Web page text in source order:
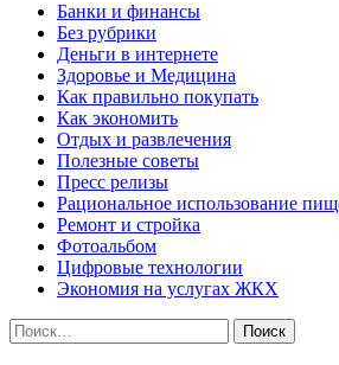
Банки и финансы
Без рубрики
Деньги в интернете
Здоровье и Медицина
Как правильно покупать
Как экономить
Отдых и развлечения
Полезные советы
Пресс релизы
Рациональное использование
Ремонт и стройка
Фотоальбом
Цифровые технологии
Экономия на услугах ЖКХ
Найти: